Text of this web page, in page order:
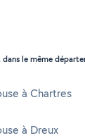
le même
à Chartres
à Dreux